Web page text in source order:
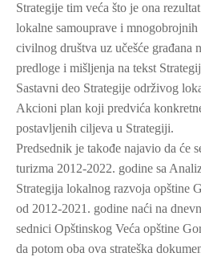
Strategije tim veća što je ona
lokalne samouprave i
civilnog društva uz učešće građana
predloge i mišljenja na tekst
Sastavni deo Strategije održivog
Akcioni plan koji predvića
postavljenih ciljeva u Strategiji.
Predsednik je takođe najavio da će
turizma 2012-2022. godine sa
Strategija lokalnog razvoja opštine
od 2012-2021. godine naći na
sednici Opštinskog Veća opštine
da potom oba ova strateška